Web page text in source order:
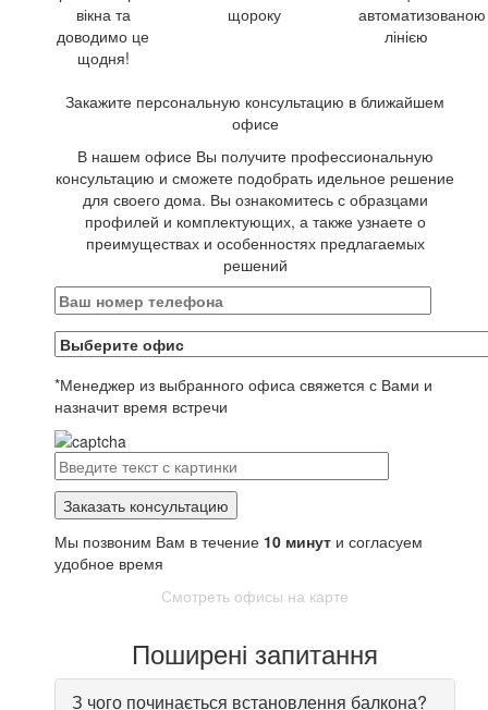
вікна та
доводимо це
щодня!
щороку
автоматизованою
лінією
Закажите персональную консультацию в ближайшем
офисе
В нашем офисе Вы получите профессиональную
консультацию и сможете подобрать идельное решение
для своего дома. Вы ознакомитесь с образцами
профилей и комплектующих, а также узнаете о
преимуществах и особенностях предлагаемых
решений
*Менеджер из выбранного офиса свяжется с Вами и
назначит время встречи
Мы позвоним Вам в течение 10 минут и согласуем
удобное время
Смотреть офисы на карте
Поширені запитання
З чого починається встановлення балкона?